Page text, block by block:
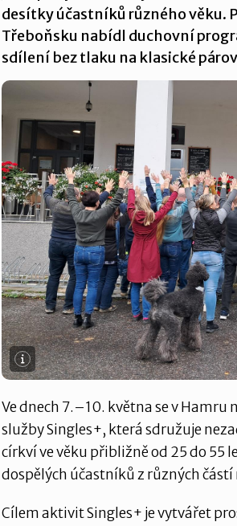
desítky účastníků různého věku.
Třeboňsku nabídl duchovní
sdílení bez tlaku na klasické
Ve dnech 7.–10. května se v
služby Singles+, která sdružuje
církví ve věku přibližně od 25 do 55
dospělých účastníků z různých
Cílem aktivit Singles+ je vytvářet